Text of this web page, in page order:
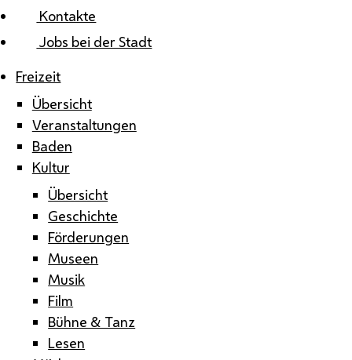
Kontakte
Jobs bei der Stadt
Freizeit
Übersicht
Veranstaltungen
Baden
Kultur
Übersicht
Geschichte
Förderungen
Museen
Musik
Film
Bühne & Tanz
Lesen